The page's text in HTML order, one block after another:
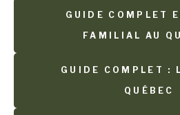
GUIDE COMPLET
FAMILIAL AU
GUIDE COMPLET :
QUÉBEC